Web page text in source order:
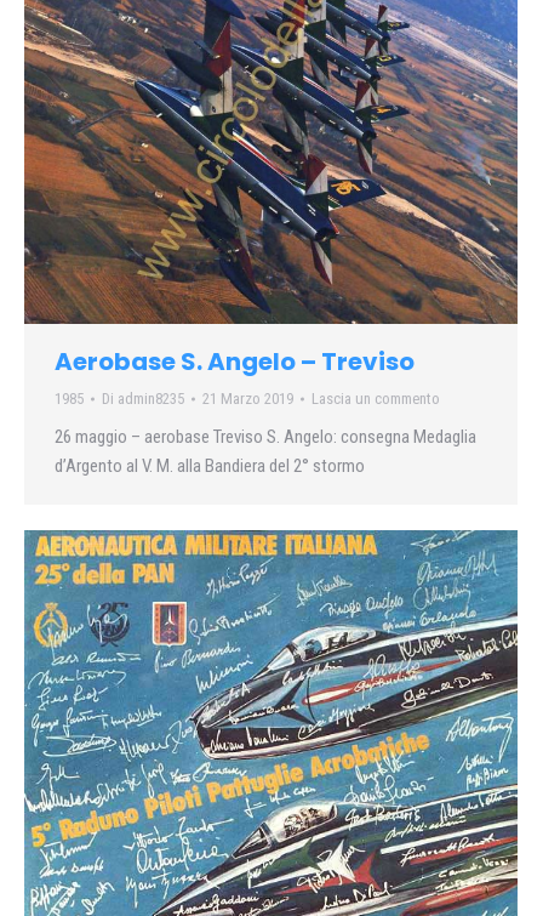
Aerobase S. Angelo – Treviso
1985 Di admin8235 21 Marzo 2019 Lascia un commento
26 maggio – aerobase Treviso S. Angelo: consegna Medaglia
d’Argento al V. M. alla Bandiera del 2° stormo